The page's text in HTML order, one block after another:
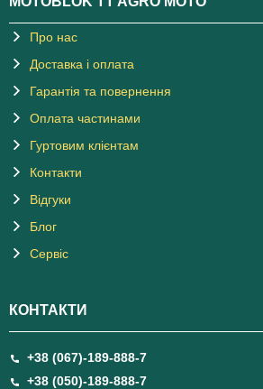
Про нас
Доставка і оплата
Гарантія та повернення
Оплата частинами
Гуртовим клієнтам
Контакти
Відгуки
Блог
Сервіс
КОНТАКТИ
+38 (067)-189-888-7
+38 (050)-189-888-7